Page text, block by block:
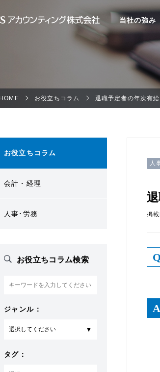
当社の強み
HOME お役立ちコラム 退職予定者の年次有
お役立ちコラム
会計・経理
人事･労務
お役立ちコラム検索
ジャンル：
タグ：
人
掲